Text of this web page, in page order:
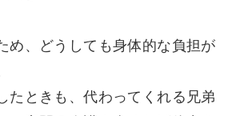
め、どうしても身体的な負担が
たときも、代わってくれる兄弟